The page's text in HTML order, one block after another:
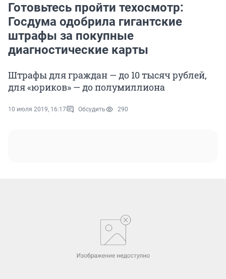
Готовьтесь пройти техосмотр:
Госдума одобрила гигантские
штрафы за покупные
диагностические карты
Штрафы для граждан — до 10 тысяч рублей,
для «юриков» — до полумиллиона
10 июля 2019, 16:17 Обсудить 290